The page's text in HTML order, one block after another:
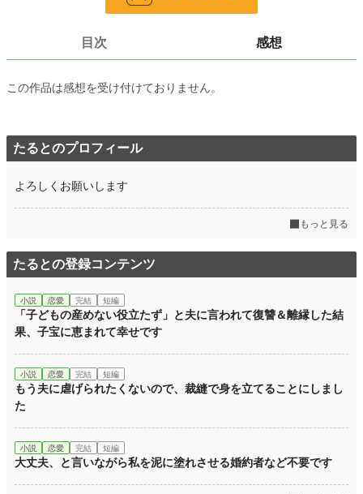
338 位 / 66,316 件
624
24h.ポイント 2,108 pt
文字数 56,604
初回公開日時 2026.07.07 13:54
週間ポイント 10,783 pt (906 位)
年間ポイント 411,645 pt (1,321 位)
目次 感想
この作品は感想を受け付けておりません。
たるとのプロフィール
よろしくお願いします
もっと見る
たるとの登録コンテンツ
小説 恋愛 完結 短編
「子どもの産めない役立たず」と夫に言われて復讐＆離縁した結
果、子宝に恵まれて幸せです
小説 恋愛 完結 短編
もう夫に虐げられたくないので、裁縫で身を立てることにしまし
た
小説 恋愛 完結 短編
大丈夫、と言いながら私を泥に塗れさせる婚約者など不要です